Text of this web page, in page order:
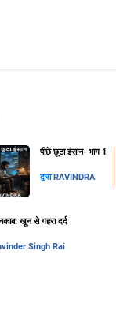
पीछे छूटा इंसान- भाग 1
द्वारा RAVINDRA
खून से गहरा दर्द
Singh Rai